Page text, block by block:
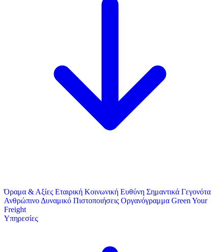
Όραμα & Αξίες Εταιρική Κοινωνική Ευθύνη Σημαντικά Γεγονότα
Ανθρώπινο Δυναμικό Πιστοποιήσεις Οργανόγραμμα Green Your
Freight
Υπηρεσίες